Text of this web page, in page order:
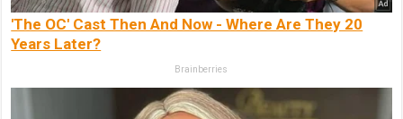
'The OC' Cast Then And Now - Where Are They 20
Years Later?
Brainberries